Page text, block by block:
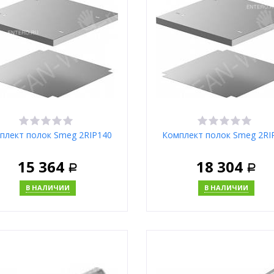
полок Smeg 2RIP140
Москва
15 364 Р
В НАЛИЧИИ
Комплект полок Smeg
Москва
18 304 Р
В НАЛИЧИИ